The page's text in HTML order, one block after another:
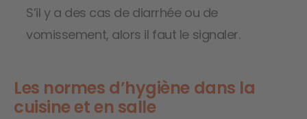
S’il y a des cas de diarrhée ou de
vomissement, alors il faut le signaler.
Les normes d’hygiène dans la
cuisine et en salle